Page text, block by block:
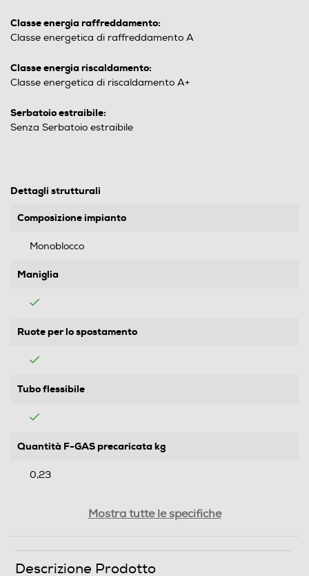
Classe energia raffreddamento:
Classe energetica di raffreddamento A
Classe energia riscaldamento:
Classe energetica di riscaldamento A+
Serbatoio estraibile:
Senza Serbatoio estraibile
Dettagli strutturali
Composizione impianto
Monoblocco
Maniglia
Ruote per lo spostamento
Tubo flessibile
Quantità F-GAS precaricata kg
0,23
14000
Mostra tutte le specifiche
Descrizione Prodotto